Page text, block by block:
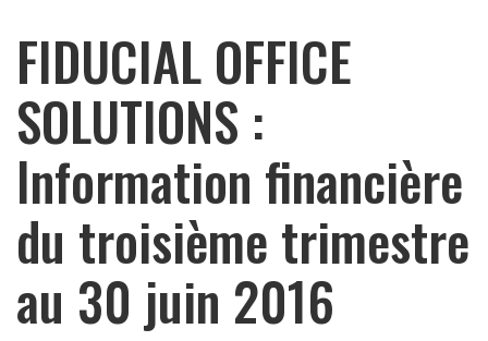
FIDUCIAL OFFICE
SOLUTIONS :
Information financière
du troisième trimestre
au 30 juin 2016